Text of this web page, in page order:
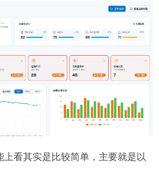
看其实是比较简单，主要就是以